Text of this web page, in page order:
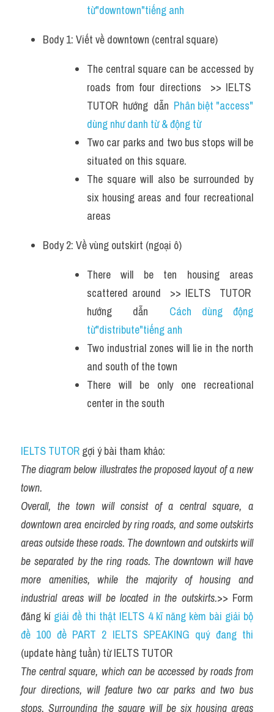
từ"downtown"tiếng anh
Body 1: Viết về downtown (central square)
The central square can be accessed by
roads from four directions  >> IELTS
TUTOR  hướng  dẫn Phân biệt "access"
dùng như danh từ & động từ
Two car parks and two bus stops will be
situated on this square.
The square will also be surrounded by
six housing areas and four recreational
areas
Body 2: Về vùng outskirt (ngoại ô)
There will be ten housing areas
scattered around  >> IELTS  TUTOR
hướng  dẫn Cách dùng động
từ"distribute"tiếng anh
Two industrial zones will lie in the north
and south of the town
There will be only one recreational
center in the south
IELTS TUTOR gợi ý bài tham khảo:
The diagram below illustrates the proposed layout of a new
town.
Overall, the town will consist of a central square, a
downtown area encircled by ring roads, and some outskirts
areas outside these roads. The downtown and outskirts will
be separated by the ring roads. The downtown will have
more amenities, while the majority of housing and
industrial areas will be located in the outskirts.>> Form
đăng kí giải đề thi thật IELTS 4 kĩ năng kèm bài giải bộ
đề 100 đề PART 2 IELTS SPEAKING quý đang thi
(update hàng tuần) từ IELTS TUTOR
The central square, which can be accessed by roads from
four directions, will feature two car parks and two bus
stops. Surrounding the square will be six housing areas